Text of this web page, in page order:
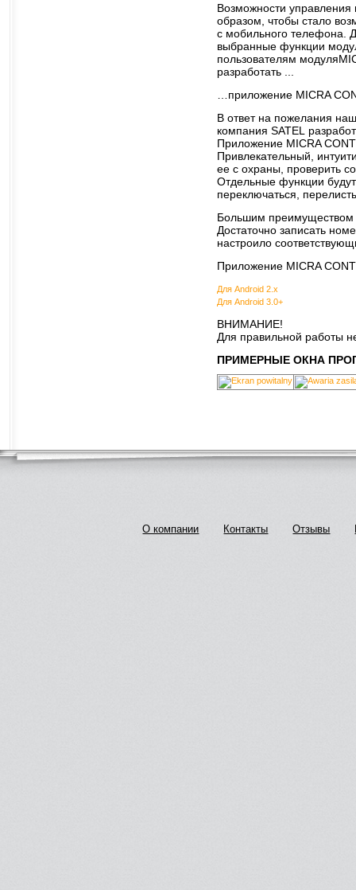
Возможности
образом, чтобы стало
с мобильного телефона.
выбранные функции
пользователям
разработать ...
…приложение MICRA
В ответ на пожелания
компания SATEL
Приложение MICRA
Привлекательный,
ее с охраны, проверить
Отдельные функции
переключаться,
Большим
Достаточно записать
настроило
Приложение MICRA
Для Android 2.x
Для Android 3.0+
ВНИМАНИЕ!
Для правильной работы
ПРИМЕРНЫЕ ОКНА
О компании Контакты Отзывы